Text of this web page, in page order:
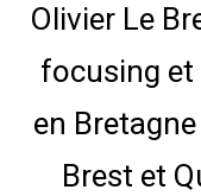
Olivier Le
focusing
en
Brest et